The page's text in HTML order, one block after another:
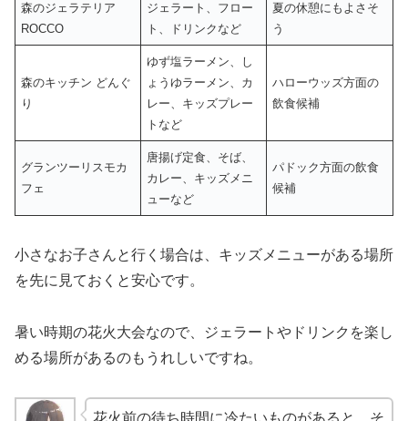
森のジェラテリア
ROCCO
ジェラート、フロー
ト、ドリンクなど
夏の休憩にもよさそ
う
森のキッチン どんぐ
り
ゆず塩ラーメン、し
ょうゆラーメン、カ
レー、キッズプレー
トなど
ハローウッズ方面の
飲食候補
グランツーリスモカ
フェ
唐揚げ定食、そば、
カレー、キッズメニ
ューなど
パドック方面の飲食
候補
小さなお子さんと行く場合は、キッズメニューがある場所
を先に見ておくと安心です。
暑い時期の花火大会なので、ジェラートやドリンクを楽し
める場所があるのもうれしいですね。
花火前の待ち時間に冷たいものがあると、そ